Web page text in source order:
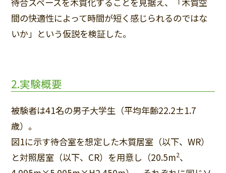
間の快適性によって時間が短く感じられるのではな
いか」という仮説を検証した。
2.実験概要
被験者は41名の男子大学生（平均年齢22.2±1.7
歳）。
図1に示す待合室を想定した木質居室（以下、WR）
と対照居室（以下、CR）を用意し（20.5m2、